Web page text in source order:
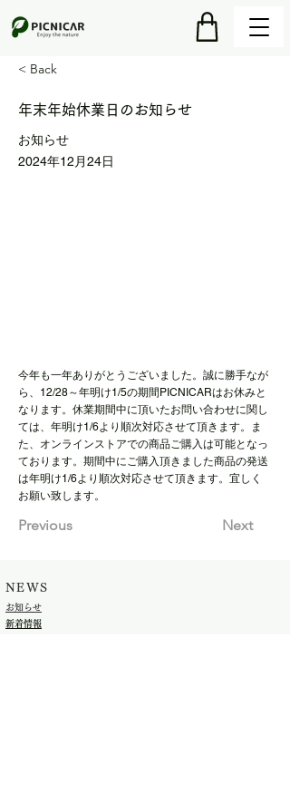
< Back
年末年始休業日のお知らせ
お知らせ
2024年12月24日
今年も一年ありがとうございました。誠に勝手なが
ら、12/28～年明け1/5の期間PICNICARはお休みと
なります。休業期間中に頂いたお問い合わせに関し
ては、年明け1/6より順次対応させて頂きます。ま
た、オンラインストアでの商品ご購入は可能となっ
ております。期間中にご購入頂きました商品の発送
は年明け1/6より順次対応させて頂きます。宜しく
お願い致します。
Previous Next
NEWS
​お知らせ
​新着情報